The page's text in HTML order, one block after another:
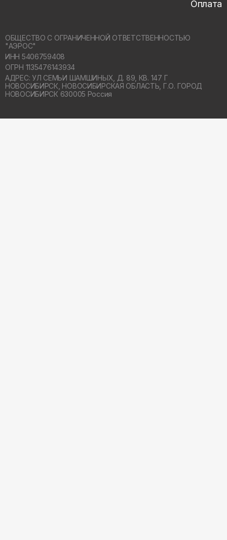
Оплата
ОБЩЕСТВО С ОГРАНИЧЕННОЙ ОТВЕТСТВЕННОСТЬЮ
"АЭРОС"
ИНН 5406759408
ОГРН 1135476143934
АДРЕС: УЛ СЕМЬИ ШАМШИНЫХ, Д. 89, КВ. 147 Г
НОВОСИБИРСК, НОВОСИБИРСКАЯ ОБЛАСТЬ, Г.О. ГОРОД
НОВОСИБИРСК 630005 Россия